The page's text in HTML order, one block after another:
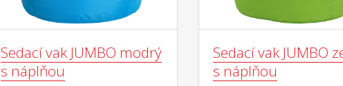
Sedací vak JUMBO modrý
s náplňou
Sedací vak JUMBO
s náplňou